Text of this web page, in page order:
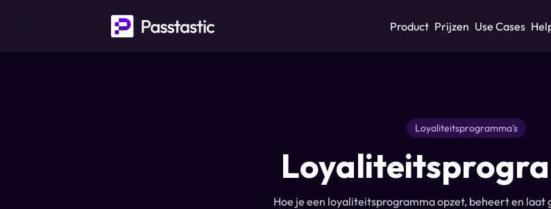
Product Prijzen Use Cases
Loyaliteitsprogramma's
Hoe je een loyaliteitsprogramma opzet, beheert en laat